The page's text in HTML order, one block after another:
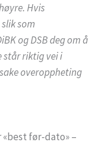
Hvis
som
og DSB deg om å
står riktig vei i
overoppheting
før-dato» –